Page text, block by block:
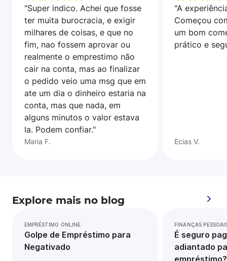
"Super indico. Achei que fosse
ter muita burocracia, e exigir
milhares de coisas, e que no
fim, nao fossem aprovar ou
realmente o emprestimo não
cair na conta, mas ao finalizar
o pedido veio uma msg que em
ate um dia o dinheiro estaria na
conta, mas que nada, em
alguns minutos o valor estava
la. Podem confiar."
Maria F.
"A
Começou
um bom
prático e
Ecias V.
Explore mais no blog
EMPRÉSTIMO ONLINE
Golpe de Empréstimo para
Negativado
FINANÇAS
É seguro
adiantado
empréstimo?